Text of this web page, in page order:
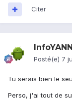
Citer
InfoYANN
Posté(e) 7
Tu serais bien le
Perso, j'ai tout de